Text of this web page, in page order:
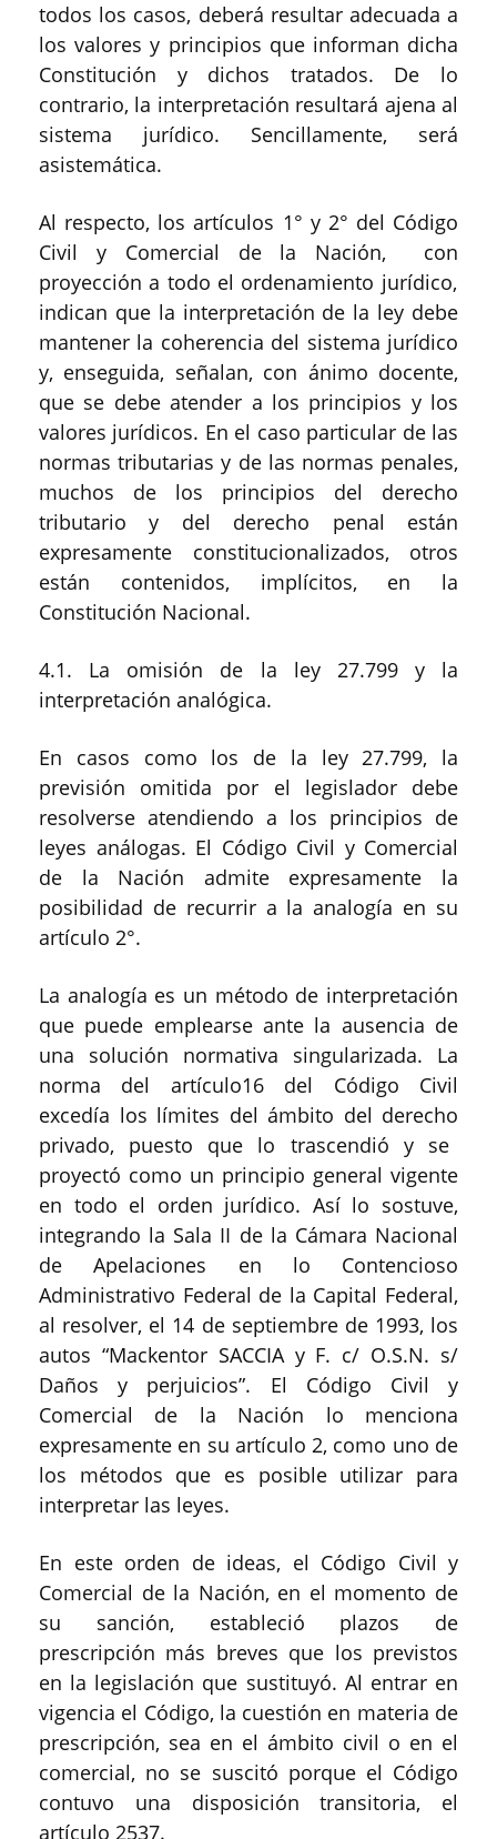
todos los casos, deberá resultar adecuada a
los valores y principios que informan dicha
Constitución y dichos tratados. De lo
contrario, la interpretación resultará ajena al
sistema jurídico. Sencillamente, será
asistemática.
Al respecto, los artículos 1° y 2° del Código
Civil y Comercial de la Nación, con
proyección a todo el ordenamiento jurídico,
indican que la interpretación de la ley debe
mantener la coherencia del sistema jurídico
y, enseguida, señalan, con ánimo docente,
que se debe atender a los principios y los
valores jurídicos. En el caso particular de las
normas tributarias y de las normas penales,
muchos de los principios del derecho
tributario y del derecho penal están
expresamente constitucionalizados, otros
están contenidos, implícitos, en la
Constitución Nacional.
4.1. La omisión de la ley 27.799 y la
interpretación analógica.
En casos como los de la ley 27.799, la
previsión omitida por el legislador debe
resolverse atendiendo a los principios de
leyes análogas. El Código Civil y Comercial
de la Nación admite expresamente la
posibilidad de recurrir a la analogía en su
artículo 2°.
La analogía es un método de interpretación
que puede emplearseante la ausencia de
una solución normativa singularizada. La
norma del artículo16 del Código Civil
excedía los límites del ámbito del derecho
privado, puesto que lo trascendió y se
proyectó como un principio general vigente
en todo el orden jurídico. Así lo sostuve,
integrando la Sala II de la Cámara Nacional
de Apelaciones en lo Contencioso
Administrativo Federal de la Capital Federal,
al resolver, el 14 de septiembre de 1993, los
autos “MackentorSACCIA y F. c/ O.S.N. s/
Daños y perjuicios”. El Código Civil y
Comercial de la Nación lo menciona
expresamente en su artículo 2, como uno de
los métodos que es posible utilizar para
interpretar las leyes.
En este orden de ideas, el Código Civil y
Comercial de la Nación, en el momento de
su sanción, estableció plazos de
prescripción más breves que los previstos
en la legislación que sustituyó. Al entraren
vigencia el Código, la cuestión en materia de
prescripción, sea en el ámbito civil o en el
comercial, no se suscitó porque el Código
contuvo una disposición transitoria, el
artículo 2537.